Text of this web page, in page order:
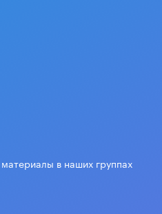
в наших группах